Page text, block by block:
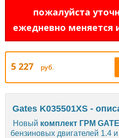
пожалуйста
ежедневно меняется
5 227 руб.
Gates K035501XS -
Новый комплект ГРМ
бензиновых двигателей 1.4